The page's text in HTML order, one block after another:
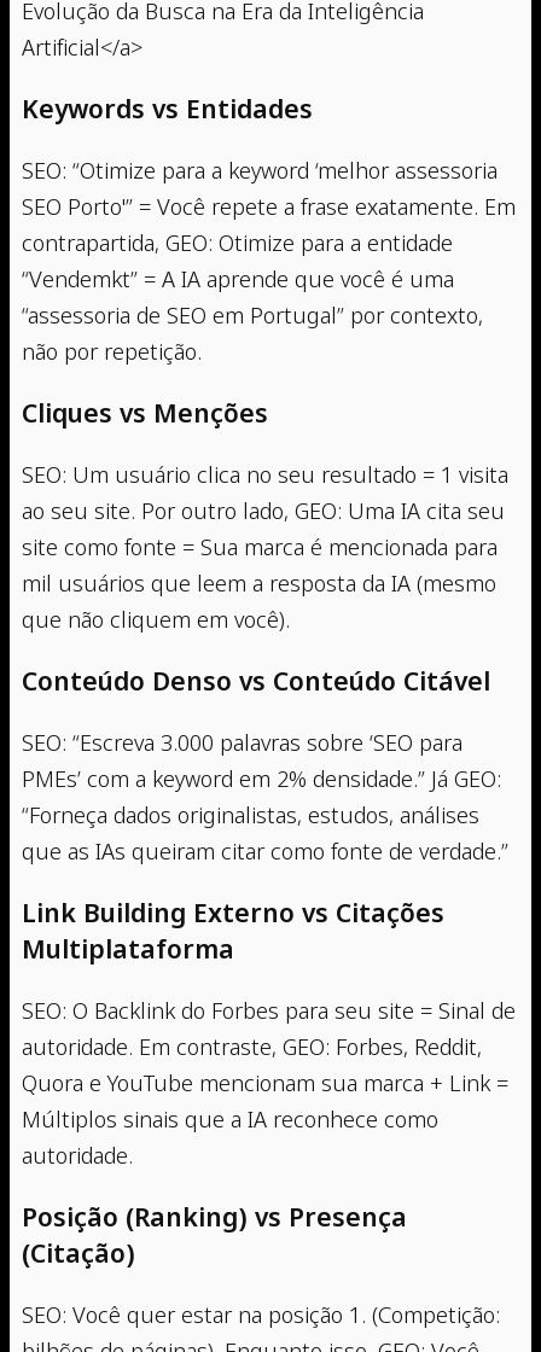
Evolução da Busca na Era da Inteligência
Artificial</a>
Keywords vs Entidades
SEO: “Otimize para a keyword ‘melhor assessoria
SEO Porto'” = Você repete a frase exatamente. Em
contrapartida, GEO: Otimize para a entidade
“Vendemkt” = A IA aprende que você é uma
“assessoria de SEO em Portugal” por contexto,
não por repetição.
Cliques vs Menções
SEO: Um usuário clica no seu resultado = 1 visita
ao seu site. Por outro lado, GEO: Uma IA cita seu
site como fonte = Sua marca é mencionada para
mil usuários que leem a resposta da IA (mesmo
que não cliquem em você).
Conteúdo Denso vs Conteúdo Citável
SEO: “Escreva 3.000 palavras sobre ‘SEO para
PMEs’ com a keyword em 2% densidade.” Já GEO:
“Forneça dados originalistas, estudos, análises
que as IAs queiram citar como fonte de verdade.”
Link Building Externo vs Citações
Multiplataforma
SEO: O Backlink do Forbes para seu site = Sinal de
autoridade. Em contraste, GEO: Forbes, Reddit,
Quora e YouTube mencionam sua marca + Link =
Múltiplos sinais que a IA reconhece como
autoridade.
Posição (Ranking) vs Presença
(Citação)
SEO: Você quer estar na posição 1. (Competição: